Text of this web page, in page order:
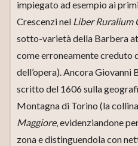
impiegato ad esempio ai
Crescenzi nel Liber Ruralium
sotto-varietà della Barbera
come erroneamente creduto
dell’opera). Ancora Giovanni
scritto del 1606 sulla
Montagna di Torino (la
Maggiore, evidenziandone
zona e distinguendola con